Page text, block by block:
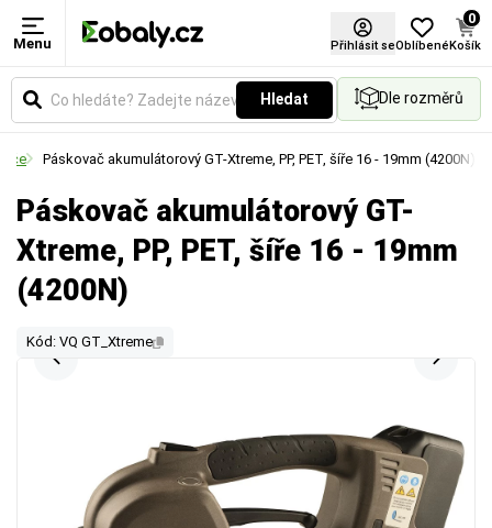
Menu Přihlásit seOblíbené
0
Košík
Hledat Dle rozměrů
Páskovač akumulátorový GT-Xtreme, PP, PET, šíře 16 - 19mm (4200N)
Páskovač akumulátorový GT-
Xtreme, PP, PET, šíře 16 - 19mm
(4200N)
Kód: VQ GT_Xtreme